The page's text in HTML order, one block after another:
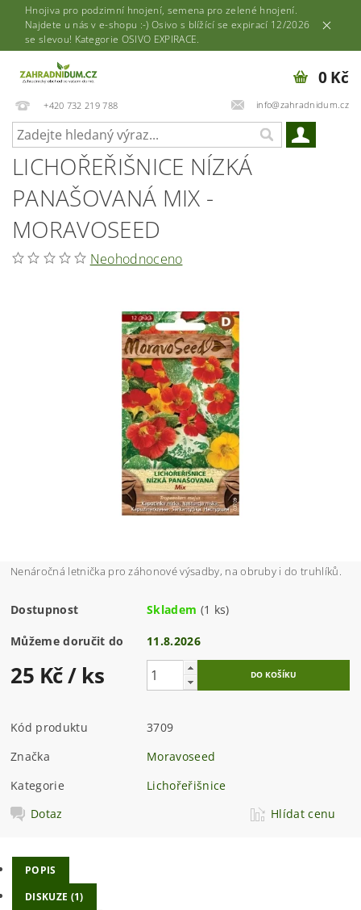
Hnojiva pro podzimní hnojení, semena pro zelené hnojení.
Najdete u nás v e-shopu :-) Osivo s blížící se expirací 12/2026
se slevou! Kategorie OSIVO EXPIRACE.
+420 732 219 788 info@zahradnidum.cz
0 Kč
LICHOŘEŘIŠNICE NÍZKÁ
PANAŠOVANÁ MIX -
MORAVOSEED
Neohodnoceno
Nenáročná letnička pro záhonové výsadby, na obruby i do truhlíků.
Dostupnost Skladem (1 ks)
Můžeme doručit do 11.8.2026
25 Kč/ ks
Kód produktu
3709
Značka
Moravoseed
Kategorie
Lichořeřišnice
Dotaz
Hlídat cenu
POPIS
DISKUZE (1)